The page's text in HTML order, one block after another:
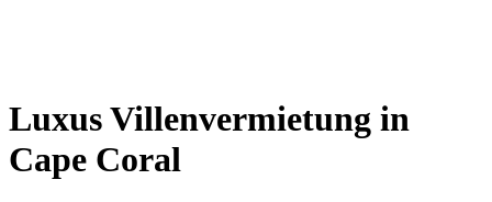
Luxus Villenvermietung in
Cape Coral